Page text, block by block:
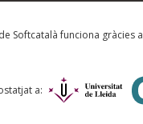
Softcatalà funciona gràcies a
a: